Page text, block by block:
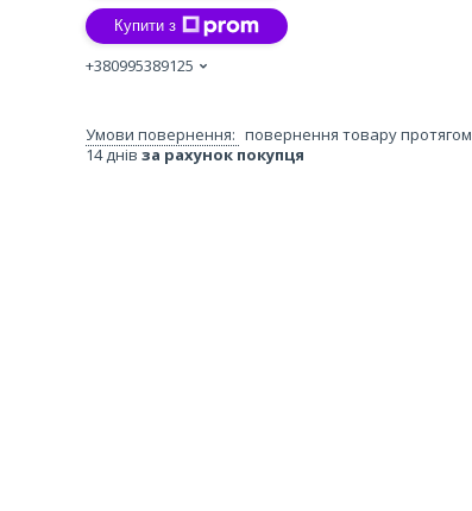
Купити з
+380995389125
повернення товару протягом
14 днів за рахунок покупця